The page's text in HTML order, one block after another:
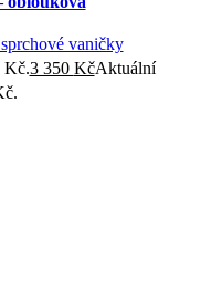
vaničky
Kč.3 350 KčAktuální